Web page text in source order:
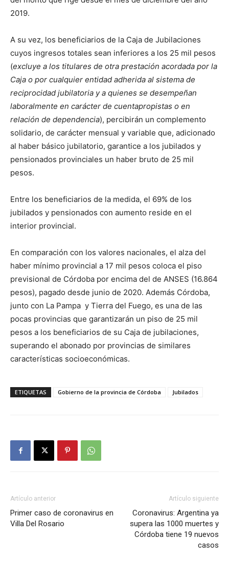
2019.
A su vez, los beneficiarios de la Caja de Jubilaciones
cuyos ingresos totales sean inferiores a los 25 mil pesos
(excluye a los titulares de otra prestación acordada por la
Caja o por cualquier entidad adherida al sistema de
reciprocidad jubilatoria y a quienes se desempeñan
laboralmente en carácter de cuentapropistas o en
relación de dependencia), percibirán un complemento
solidario, de carácter mensual y variable que, adicionado
al haber básico jubilatorio, garantice a los jubilados y
pensionados provinciales un haber bruto de 25 mil
pesos.
Entre los beneficiarios de la medida, el 69% de los
jubilados y pensionados con aumento reside en el
interior provincial.
En comparación con los valores nacionales, el alza del
haber mínimo provincial a 17 mil pesos coloca el piso
previsional de Córdoba por encima del de ANSES (16.864
pesos), pagado desde junio de 2020. Además Córdoba,
junto con La Pampa y Tierra del Fuego, es una de las
pocas provincias que garantizarán un piso de 25 mil
pesos a los beneficiarios de su Caja de jubilaciones,
superando el abonado por provincias de similares
características socioeconómicas.
ETIQUETAS Gobierno de la provincia de Córdoba Jubilados
Artículo anterior
Primer caso de coronavirus en
Villa Del Rosario
Artículo siguiente
Coronavirus: Argentina ya
supera las 1000 muertes y
Córdoba tiene 19 nuevos
casos